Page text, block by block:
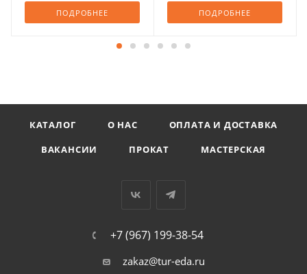
ПОДРОБНЕЕ ПОДРОБНЕЕ
КАТАЛОГ О НАС
ОПЛАТА И ДОСТАВКА
ВАКАНСИИ
ПРОКАТ МАСТЕРСКАЯ
+7 (967) 199-38-54
zakaz@tur-eda.ru